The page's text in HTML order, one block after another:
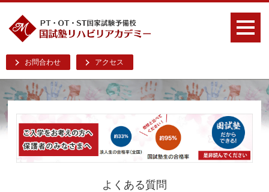
お問合わせ アクセス
よくある質問